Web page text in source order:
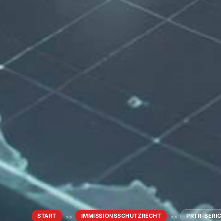
START >> IMMISSIONSSCHUTZRECHT >> PRTR-